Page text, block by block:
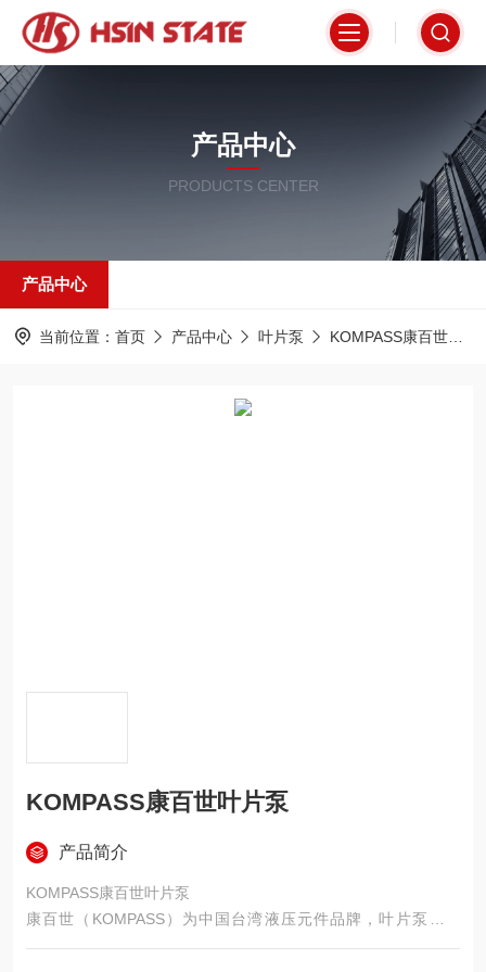
产品中心
PRODUCTS CENTER
产品中心
当前位置： 首页 产品中心 叶片泵 KOMPASS康百世叶片泵
KOMPASS康百世叶片泵
产品简介
KOMPASS康百世叶片泵
康百世（KOMPASS）为中国台湾液压元件品牌，叶片泵分定
量、变量、高压、双联 / 多联几大类，在机床、注塑、压铸、自